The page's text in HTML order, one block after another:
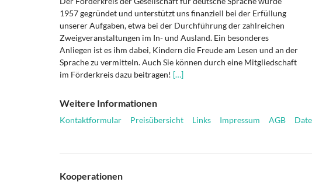
1957 gegründet und unterstützt uns finanziell bei der Erfüllung
unserer Aufgaben, etwa bei der Durchführung der zahlreichen
Zweigveranstaltungen im In- und Ausland. Ein besonderes
Anliegen ist es ihm dabei, Kindern die Freude am Lesen und an der
Sprache zu vermitteln. Auch Sie können durch eine Mitgliedschaft
im Förderkreis dazu beitragen! […]
Weitere Informationen
Kontaktformular Preisübersicht Links Impressum AGB
Kooperationen